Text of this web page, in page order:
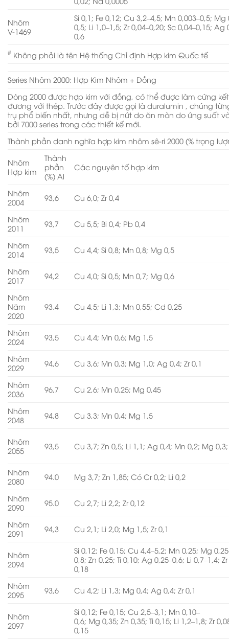
Nhôm
V-1469
Si 0,1; Fe 0,12; Cu 3,2–4,5; Mn 0,003–0,5; Mg
0,5; Li 1,0–1,5; Zr 0,04–0,20; Sc 0,04–0,15; Ag
0,6
# Không phải là tên Hệ thống Chỉ định Hợp kim Quốc tế
Series Nhôm 2000: Hợp Kim Nhôm + Đồng
Dòng 2000 được hợp kim với đồng, có thể được làm cứng
đương với thép. Trước đây được gọi là duralumin , chúng
trụ phổ biến nhất, nhưng dễ bị nứt do ăn mòn do ứng suất
bởi 7000 series trong các thiết kế mới.
Thành phần danh nghĩa hợp kim nhôm sê-ri 2000 (% trọng
Nhôm
Hợp kim
Thành
phần
(%) Al
Các nguyên tố hợp kim
Nhôm
2004
93,6 Cu 6,0; Zr 0,4
Nhôm
2011
93,7 Cu 5,5; Bi 0,4; Pb 0,4
Nhôm
2014
93,5 Cu 4,4; Si 0,8; Mn 0,8; Mg 0,5
Nhôm
2017
94,2 Cu 4,0; Si 0,5; Mn 0,7; Mg 0,6
Nhôm
Năm
2020
93.4 Cu 4,5; Li 1,3; Mn 0,55; Cd 0,25
Nhôm
2024
93,5 Cu 4,4; Mn 0,6; Mg 1,5
Nhôm
2029
94,6 Cu 3,6; Mn 0,3; Mg 1,0; Ag 0,4; Zr 0,1
Nhôm
2036
96,7 Cu 2,6; Mn 0,25; Mg 0,45
Nhôm
2048
94,8 Cu 3,3; Mn 0,4; Mg 1,5
Nhôm
2055
93,5 Cu 3,7; Zn 0,5; Li 1,1; Ag 0,4; Mn 0,2; Mg 0,3;
Nhôm
2080
94.0 Mg 3,7; Zn 1,85; Có Cr 0,2; Li 0,2
Nhôm
2090
95.0 Cu 2,7; Li 2,2; Zr 0,12
Nhôm
2091
94,3 Cu 2,1; Li 2,0; Mg 1,5; Zr 0,1
Nhôm
2094
Si 0,12; Fe 0,15; Cu 4,4–5,2; Mn 0,25; Mg
0,8; Zn 0,25; Ti 0,10; Ag 0,25–0,6; Li 0,7–1,4;
0,18
Nhôm
2095
93,6 Cu 4,2; Li 1,3; Mg 0,4; Ag 0,4; Zr 0,1
Nhôm
2097
Si 0,12; Fe 0,15; Cu 2,5–3,1; Mn 0,10–
0,6; Mg 0,35; Zn 0,35; Ti 0,15; Li 1,2–1,8; Zr
0,15